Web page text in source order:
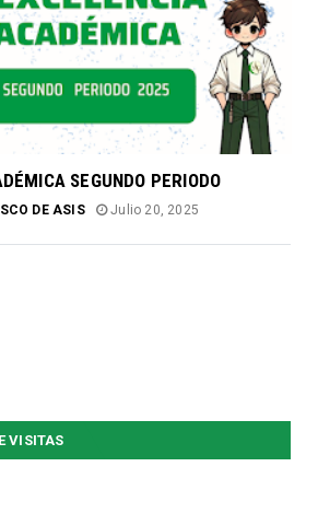
SEGUNDO PERIODO
DE ASIS Julio 20, 2025
VISITAS